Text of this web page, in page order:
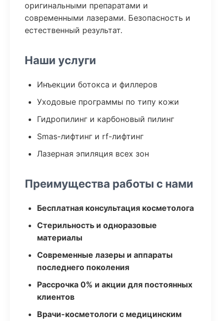
оригинальными препаратами и
современными лазерами. Безопасность и
естественный результат.
Наши услуги
Инъекции ботокса и филлеров
Уходовые программы по типу кожи
Гидропилинг и карбоновый пилинг
Smas-лифтинг и rf-лифтинг
Лазерная эпиляция всех зон
Преимущества работы с нами
Бесплатная консультация косметолога
Стерильность и одноразовые
материалы
Современные лазеры и аппараты
последнего поколения
Рассрочка 0% и акции для постоянных
клиентов
Врачи-косметологи с медицинским